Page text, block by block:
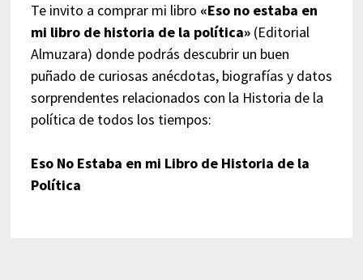
Te invito a comprar mi libro «Eso no estaba en
mi libro de historia de la política»(Editorial
Almuzara) donde podrás descubrir un buen
puñado de curiosas anécdotas, biografías y datos
sorprendentes relacionados con la Historia de la
política de todos los tiempos:
Eso No Estaba en mi Libro de Historia de la
Política